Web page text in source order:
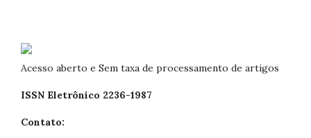
Acesso aberto e Sem taxa de processamento de artigos
ISSN Eletrônico 2236-1987
Contato: